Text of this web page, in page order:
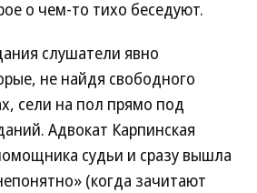
о чем-то тихо беседуют.
слушатели явно
не найдя свободного
сели на пол прямо под
Адвокат Карпинская
судьи и сразу вышла
(когда зачитают